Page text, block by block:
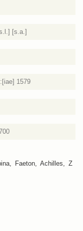
[s.a.]
1579
Faeton, Achilles, Z